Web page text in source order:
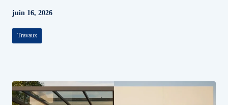
juin 16, 2026
Travaux